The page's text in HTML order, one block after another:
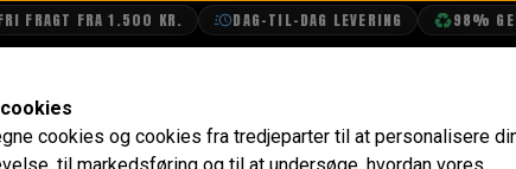
FRA 1.500 KR. DAG-TIL-DAG LEVERING 98%
Bag Bagbro Monterings Kit ->1976
cookies og cookies fra tredjeparter til at personalisere